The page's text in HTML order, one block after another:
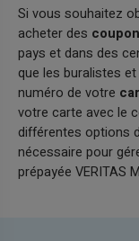
Si vous souhaitez
acheter des
pays et dans des
que les buralistes
numéro de votre
votre carte avec le
différentes options
nécessaire pour
prépayée VERITAS